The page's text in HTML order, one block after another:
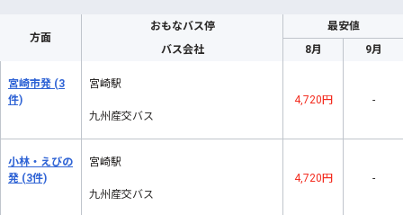
方面
おもなバス停
最安値
バス会社
8月 9月
宮崎市発 (3
件)
宮崎駅
九州産交バス
4,720円 -
小林・えびの
発 (3件)
宮崎駅
九州産交バス
4,720円 -